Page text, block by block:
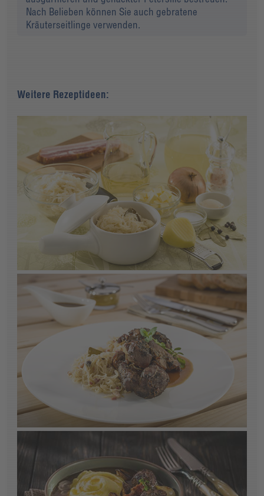
Nach Belieben können Sie auch gebratene
Kräuterseitlinge verwenden.
Weitere Rezeptideen: